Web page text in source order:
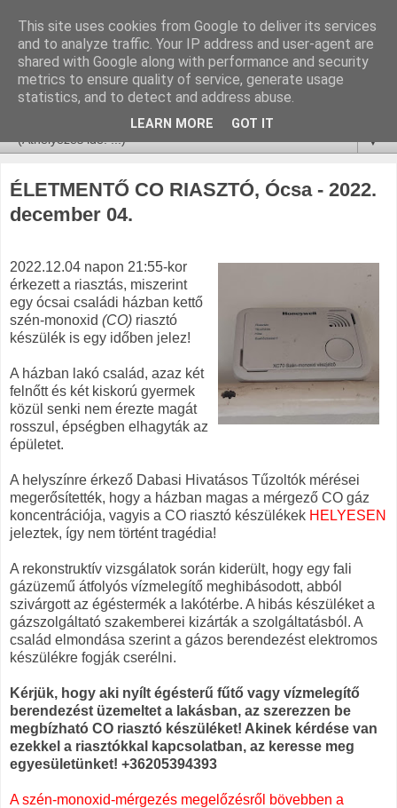
▼
ÉLETMENTŐ CO RIASZTÓ, Ócsa - 2022.
december 04.
2022.12.04 napon 21:55-kor
érkezett a riasztás, miszerint
egy ócsai családi házban kettő
szén-monoxid (CO) riasztó
készülék is egy időben jelez!
A házban lakó család, azaz két
felnőtt és két kiskorú gyermek
közül senki nem érezte magát
rosszul, épségben elhagyták az
épületet.
A helyszínre érkező Dabasi Hivatásos Tűzoltók mérései
megerősítették, hogy a házban magas a mérgező CO gáz
koncentrációja, vagyis a CO riasztó készülékek HELYESEN
jeleztek, így nem történt tragédia!
A rekonstruktív vizsgálatok során kiderült, hogy egy fali
gázüzemű átfolyós vízmelegítő meghibásodott, abból
szivárgott az égéstermék a lakótérbe. A hibás készüléket a
gázszolgáltató szakemberei kizárták a szolgáltatásból. A
család elmondása szerint a gázos berendezést elektromos
készülékre fogják cserélni.
Kérjük, hogy aki nyílt égésterű fűtő vagy vízmelegítő
berendezést üzemeltet a lakásban, az szerezzen be
megbízható CO riasztó készüléket! Akinek kérdése van
ezekkel a riasztókkal kapcsolatban, az keresse meg
egyesületünket! +36205394393
A szén-monoxid-mérgezés megelőzésről bövebben a
This site uses cookies from Google to deliver its services
and to analyze traffic. Your IP address and user-agent are
shared with Google along with performance and security
metrics to ensure quality of service, generate usage
statistics, and to detect and address abuse.
LEARN MORE GOT IT